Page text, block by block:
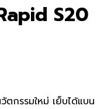
S20
ตกรรมใหม่ เย็บได้แบน